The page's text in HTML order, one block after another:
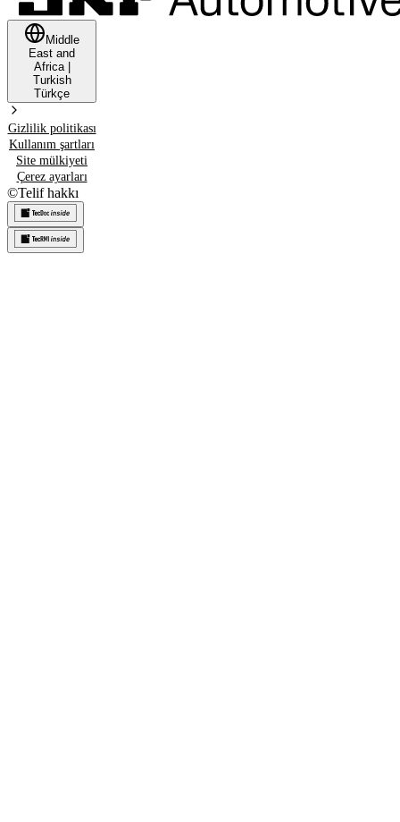
Middle
East and
Africa|
Turkish
Türkçe
Gizlilik politikası
Kullanım şartları
Site mülkiyeti
Çerez ayarları
©Telif hakkı